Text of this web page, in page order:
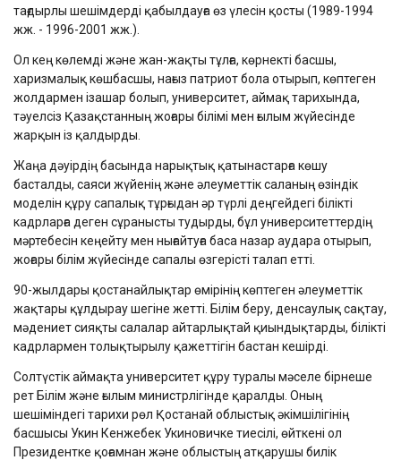
тағдырлы шешімдерді қабылдауға өз үлесін қосты (1989-1994
жж. - 1996-2001 жж.).
Ол кең көлемді және жан-жақты тұлға, көрнекті басшы,
харизмалық көшбасшы, нағыз патриот бола отырып, көптеген
жолдармен ізашар болып, университет, аймақ тарихында,
тәуелсіз Қазақстанның жоғары білімі мен ғылым жүйесінде
жарқын із қалдырды.
Жаңа дәуірдің басында нарықтық қатынастарға көшу
басталды, саяси жүйенің және әлеуметтік саланың өзіндік
моделін құру сапалық тұрғыдан әр түрлі деңгейдегі білікті
кадрларға деген сұранысты тудырды, бұл университеттердің
мәртебесін кеңейту мен нығайтуға баса назар аудара отырып,
жоғары білім жүйесінде сапалы өзгерісті талап етті.
90-жылдары қостанайлықтар өмірінің көптеген әлеуметтік
жақтары құлдырау шегіне жетті. Білім беру, денсаулық сақтау,
мәдениет сияқты салалар айтарлықтай қиындықтарды, білікті
кадрлармен толықтырылу қажеттігін бастан кешірді.
Солтүстік аймақта университет құру туралы мәселе бірнеше
рет Білім және ғылым министрлігінде қаралды. Оның
шешіміндегі тарихи рөл Қостанай облыстық әкімшілігінің
басшысы Укин Кенжебек Укиновичке тиесілі, өйткені ол
Президентке қоғамнан және облыстың атқарушы билік